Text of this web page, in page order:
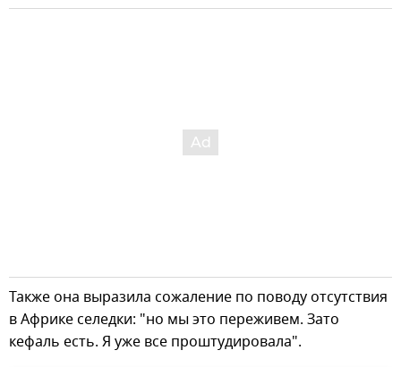
Также она выразила сожаление по поводу отсутствия
в Африке селедки: "но мы это переживем. Зато
кефаль есть. Я уже все проштудировала".